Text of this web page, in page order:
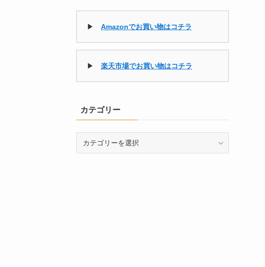
▶ Amazonでお買い物はコチラ
▶ 楽天市場でお買い物はコチラ
カテゴリー